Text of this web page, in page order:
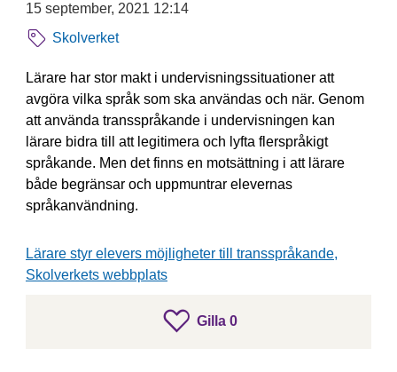
15 september, 2021 12:14
Skolverket
Gilla 0gillar inlägget
Lärare har stor makt i undervisningssituationer att
avgöra vilka språk som ska användas och när. Genom
att använda transspråkande i undervisningen kan
lärare bidra till att legitimera och lyfta flerspråkigt
språkande. Men det finns en motsättning i att lärare
både begränsar och uppmuntrar elevernas
språkanvändning.
Lärare styr elevers möjligheter till transspråkande,
Skolverkets webbplats